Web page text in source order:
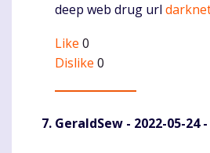
Komentaras
deep web drug url
Like 0
Dislike 0
GeraldSew - 2022-05-24